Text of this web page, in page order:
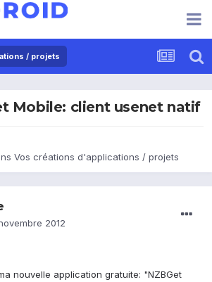
/ projets
Mobile: client usenet natif
Vos créations d'applications / projets
2012
nouvelle application gratuite: "NZBGet